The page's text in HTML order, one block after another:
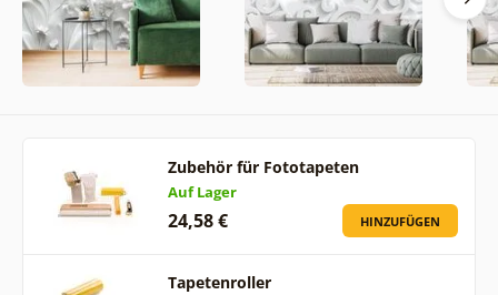
Zubehör für Fototapeten
Auf Lager
24,58 € HINZUFÜGEN
Tapetenroller